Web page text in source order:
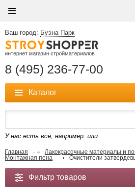
Ваш город: Буэна Парк
интернет магазин стройматериалов
8 (495) 236-77-00
Каталог
У нас есть всё, например: или
Главная
Лакокрасочные материалы и
Монтажная пена
Очистители
Фильтр товаров